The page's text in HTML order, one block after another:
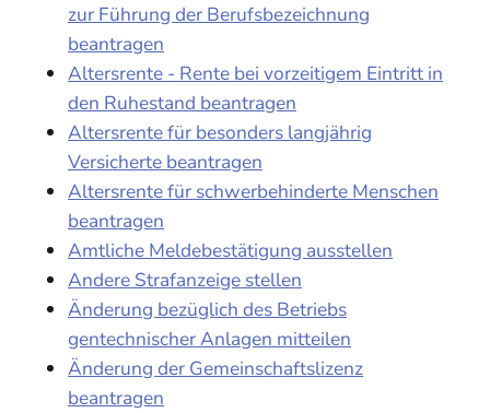
zur Führung der Berufsbezeichnung
beantragen
Altersrente - Rente bei vorzeitigem Eintritt in
den Ruhestand beantragen
Altersrente für besonders langjährig
Versicherte beantragen
Altersrente für schwerbehinderte Menschen
beantragen
Amtliche Meldebestätigung ausstellen
Andere Strafanzeige stellen
Änderung bezüglich des Betriebs
gentechnischer Anlagen mitteilen
Änderung der Gemeinschaftslizenz
beantragen